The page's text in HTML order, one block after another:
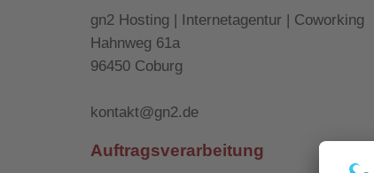
gn2 Hosting | Internetagentur | Coworking
Hahnweg 61a
96450 Coburg
kontakt@gn2.de
Auftragsverarbeitung